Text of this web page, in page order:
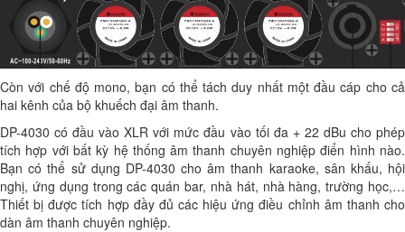
Còn với chế độ mono, bạn có thể tách duy nhất một đầu cáp cho cả
hai kênh của bộ khuếch đại âm thanh.
DP-4030 có đầu vào XLR với mức đầu vào tối đa + 22 dBu cho phép
tích hợp với bất kỳ hệ thống âm thanh chuyên nghiệp điển hình nào.
Bạn có thể sử dụng DP-4030 cho âm thanh karaoke, sân khấu, hội
nghị, ứng dụng trong các quán bar, nhà hát, nhà hàng, trường học,…
Thiết bị được tích hợp đầy đủ các hiệu ứng điều chỉnh âm thanh cho
dàn âm thanh chuyên nghiệp.